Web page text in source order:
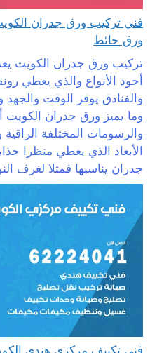
ورق حائط
تركيب ورق جدران الكويت
أجود الأنواع والذي يعطي
والفنادق يوفر الوقت والجهد
وما يميز ورق جدران الكويت
والرسومات المختلفة الراقية
الأبعاد الذي يعطي منظرا
جدران يناسبها فمثلا لغرف